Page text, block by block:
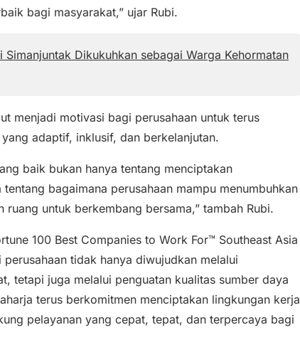
bagi masyarakat,” ujar Rubi.
Simanjuntak Dikukuhkan sebagai Warga Kehormatan
menjadi motivasi bagi perusahaan untuk terus
adaptif, inklusif, dan berkelanjutan.
baik bukan hanya tentang menciptakan
bagaimana perusahaan mampu menumbuhkan
untuk berkembang bersama,” tambah Rubi.
100 Best Companies to Work For™ Southeast Asia
tidak hanya diwujudkan melalui
tetapi juga melalui penguatan kualitas sumber daya
terus berkomitmen menciptakan lingkungan kerja
pelayanan yang cepat, tepat, dan terpercaya bagi